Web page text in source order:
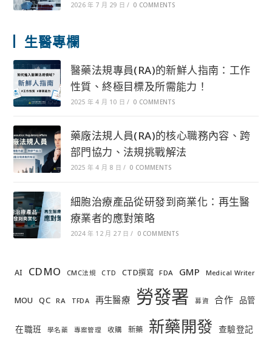
2026 年 7 月 29 日 / 0 COMMENTS
生醫專欄
醫藥法規專員(RA)的新鮮人指南：工作
性質、終極目標及所需能力！
2025 年 4 月 10 日 / 0 COMMENTS
藥廠法規人員(RA)的核心職務內容、跨
部門協力、法規挑戰解法
2025 年 4 月 8 日 / 0 COMMENTS
細胞治療產品從研發到商業化：再生醫
療業者的應對策略
2024 年 12 月 27 日 / 0 COMMENTS
AI CDMO CMC法規 CTD CTD撰寫 FDA GMP Medical Writer
MOU QC RA TFDA 再生醫療 勞發署 募資 合作 品管
在職班 學名藥 專案管理 收購 新藥 新藥開發 查驗登記